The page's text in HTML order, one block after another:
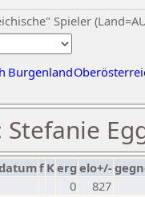
Spieler
Burgenland
Stefanie
f Kerg elo+/-
0
827